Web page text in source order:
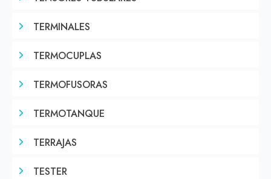
TERMINALES
TERMOCUPLAS
TERMOFUSORAS
TERMOTANQUE
TERRAJAS
TESTER